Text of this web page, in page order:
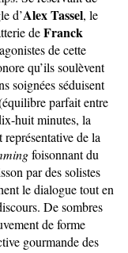
d’Alex Tassel, le
deFranck
de cette
qu’ils soulèvent
soignées séduisent
parfait entre
huit minutes, la
de la
foisonnant du
par des solistes
le dialogue tout en
De sombres
de forme
gourmande des